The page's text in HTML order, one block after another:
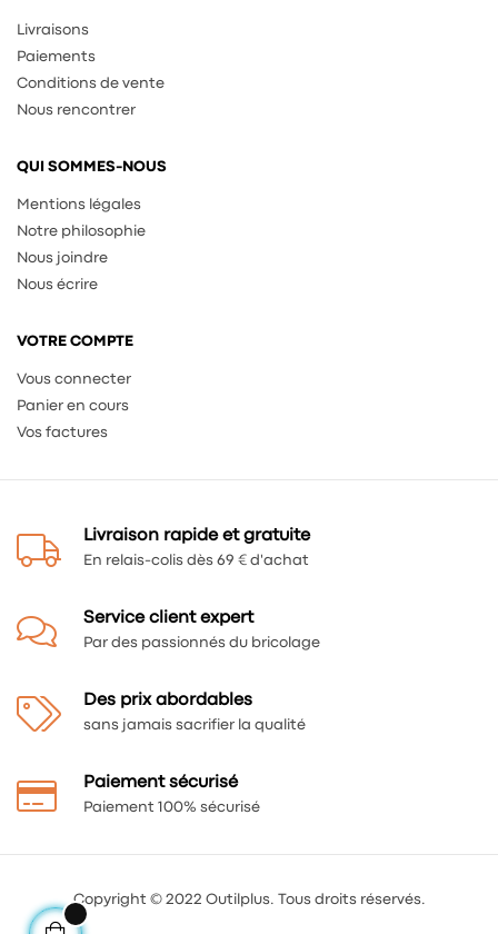
Livraisons
Paiements
Conditions de vente
Nous rencontrer
QUI SOMMES-NOUS
Mentions légales
Notre philosophie
Nous joindre
Nous écrire
VOTRE COMPTE
Vous connecter
Panier en cours
Vos factures
Livraison rapide et gratuite
En relais-colis dès 69 € d'achat
Service client expert
Par des passionnés du bricolage
Des prix abordables
sans jamais sacrifier la qualité
Paiement sécurisé
Paiement 100% sécurisé
Copyright © 2022 Outilplus. Tous droits réservés.